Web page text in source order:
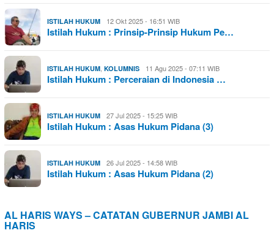
ISTILAH HUKUM 12 Okt 2025 - 16:51 WIB
Istilah Hukum : Prinsip-Prinsip Hukum Pe…
ISTILAH HUKUM KOLUMNIS 11 Agu 2025 - 07:11 WIB
Istilah Hukum : Perceraian di Indonesia …
ISTILAH HUKUM 27 Jul 2025 - 15:25 WIB
Istilah Hukum : Asas Hukum Pidana (3)
ISTILAH HUKUM 26 Jul 2025 - 14:58 WIB
Istilah Hukum : Asas Hukum Pidana (2)
AL HARIS WAYS – CATATAN GUBERNUR JAMBI AL
HARIS